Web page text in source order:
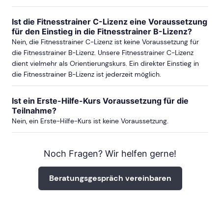
ab Sa, 5. Juni 2027
ESSEN
ab Sa, 16. Januar 2027
Ist die Fitnesstrainer C-Lizenz eine Voraussetzung
für den Einstieg in die Fitnesstrainer B-Lizenz?
Nein, die Fitnesstrainer C-Lizenz ist keine Voraussetzung für
die Fitnesstrainer B-Lizenz. Unsere Fitnesstrainer C-Lizenz
dient vielmehr als Orientierungskurs. Ein direkter Einstieg in
die Fitnesstrainer B-Lizenz ist jederzeit möglich.
Ist ein Erste-Hilfe-Kurs Voraussetzung für die
Teilnahme?
Nein, ein Erste-Hilfe-Kurs ist keine Voraussetzung.
Noch Fragen? Wir helfen gerne!
Beratungsgespräch vereinbaren